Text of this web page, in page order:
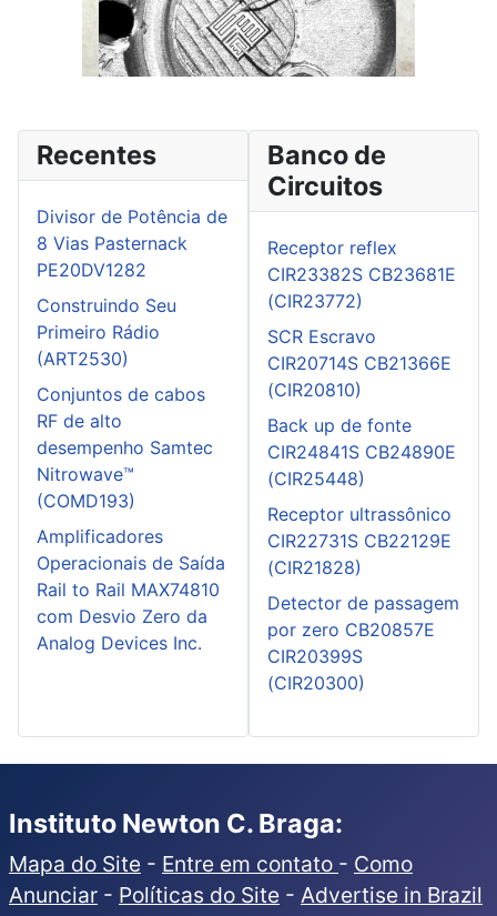
Recentes
Divisor de Potência de
8 Vias Pasternack
PE20DV1282
Construindo Seu
Primeiro Rádio
(ART2530)
Conjuntos de cabos
RF de alto
desempenho Samtec
Nitrowave™
(COMD193)
Amplificadores
Operacionais de Saída
Rail to Rail MAX74810
com Desvio Zero da
Analog Devices Inc.
Banco de
Circuitos
Receptor reflex
CIR23382S CB23681E
(CIR23772)
SCR Escravo
CIR20714S CB21366E
(CIR20810)
Back up de fonte
CIR24841S CB24890E
(CIR25448)
Receptor ultrassônico
CIR22731S CB22129E
(CIR21828)
Detector de passagem
por zero CB20857E
CIR20399S
(CIR20300)
Instituto Newton C. Braga:
Mapa do Site - Entre em contato - Como
Anunciar - Políticas do Site - Advertise in Brazil